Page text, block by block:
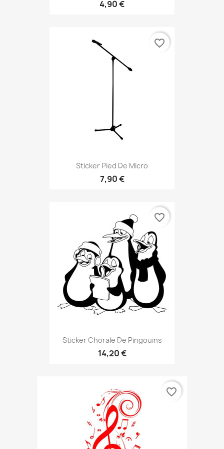
4,90 €
Sticker Pied De Micro
7,90 €
favorite_border
Sticker Chorale De Pingouins
14,20 €
favorite_border
favorite_border